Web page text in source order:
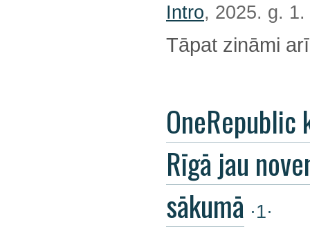
Intro, 2025. g.
Tāpat zināmi
OneRepublic
Rīgā jau
sākumā ·1·